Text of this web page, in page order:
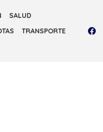
SALUD
TRANSPORTE